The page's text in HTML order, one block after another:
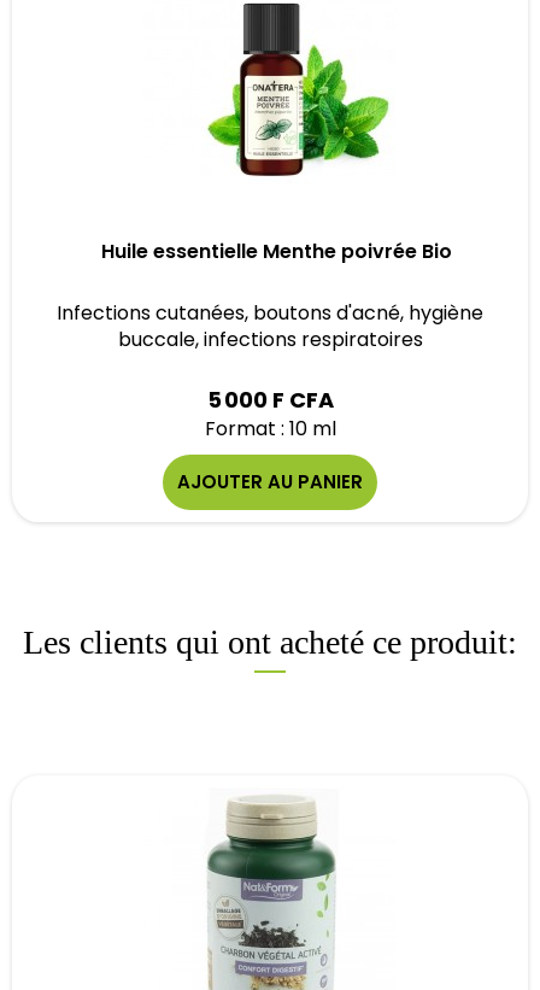
Huile essentielle Menthe poivrée Bio
Infections cutanées, boutons d'acné, hygiène
buccale, infections respiratoires
5 000 F CFA
Format : 10 ml
AJOUTER AU PANIER
Les clients qui ont acheté ce produit: